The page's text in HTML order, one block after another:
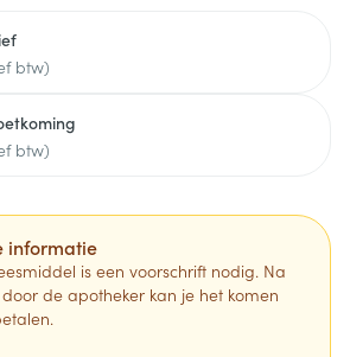
btw)
btw)
informatie
is een voorschrift nodig. Na
de apotheker kan je het komen